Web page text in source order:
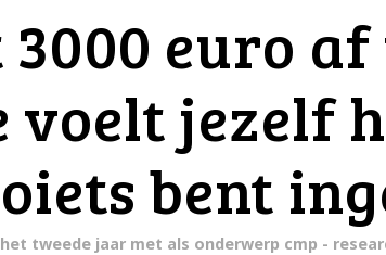
euro
voelt jezelf
bent
tweede jaar met als onderwerp cmp -